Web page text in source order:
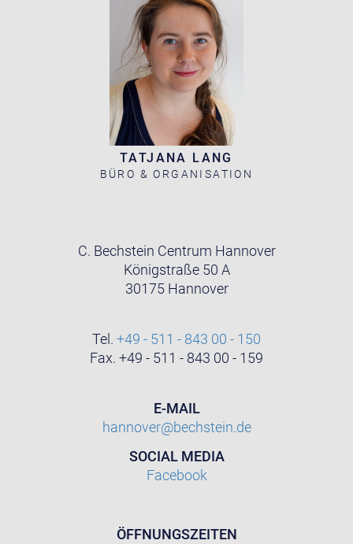
TATJANA LANG
BÜRO & ORGANISATION
C. Bechstein Centrum Hannover
Königstraße 50 A
30175 Hannover
Tel. +49 - 511 - 843 00 - 150
Fax. +49 - 511 - 843 00 - 159
E-MAIL
hannover@bechstein.de
SOCIAL MEDIA
Facebook
ÖFFNUNGSZEITEN